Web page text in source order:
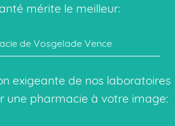
mérite le meilleur:
de Vosgelade Vence
exigeante de nos laboratoires
une pharmacie à votre image: